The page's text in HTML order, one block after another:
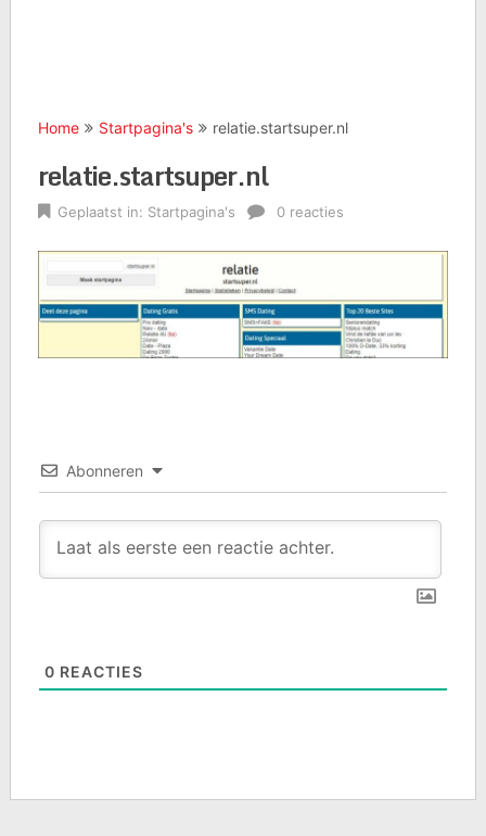
Home Startpagina's relatie.startsuper.nl
relatie.startsuper.nl
Geplaatst in: Startpagina's 0 reacties
Abonneren
0 REACTIES